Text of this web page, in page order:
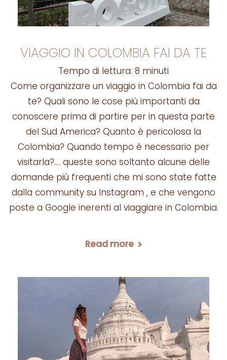
VIAGGIO IN COLOMBIA FAI DA TE
Tempo di lettura: 8 minuti
Come organizzare un viaggio in Colombia fai da
te? Quali sono le cose più importanti da
conoscere prima di partire per in questa parte
del Sud America? Quanto è pericolosa la
Colombia? Quando tempo è necessario per
visitarla?…. queste sono soltanto alcune delle
domande più frequenti che mi sono state fatte
dalla community su Instagram , e che vengono
poste a Google inerenti al viaggiare in Colombia.
Read more